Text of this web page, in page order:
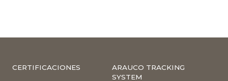
CERTIFICACIONES
ARAUCO TRACKING
SYSTEM